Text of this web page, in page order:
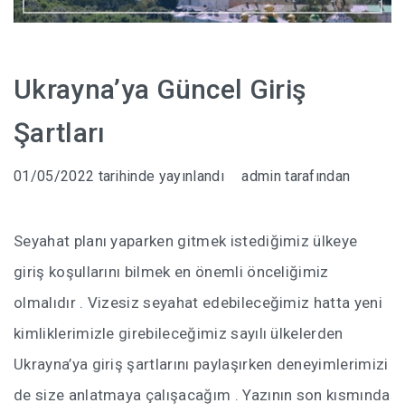
Ukrayna’ya Güncel Giriş
Şartları
01/05/2022 tarihinde yayınlandı admin tarafından
Seyahat planı yaparken gitmek istediğimiz ülkeye
giriş koşullarını bilmek en önemli önceliğimiz
olmalıdır . Vizesiz seyahat edebileceğimiz hatta yeni
kimliklerimizle girebileceğimiz sayılı ülkelerden
Ukrayna’ya giriş şartlarını paylaşırken deneyimlerimizi
de size anlatmaya çalışacağım . Yazının son kısmında